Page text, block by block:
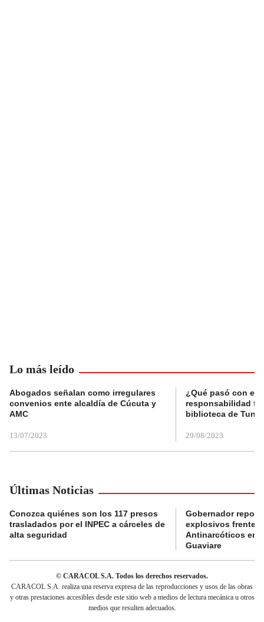
Lo más leído
Abogados señalan como irregulares
convenios ente alcaldía de Cúcuta y
AMC
13/07/2023
¿Qué pasó con el
responsabilidad
biblioteca de
29/08/2023
Últimas Noticias
Conozca quiénes son los 117 presos
trasladados por el INPEC a cárceles de
alta seguridad
Gobernador
explosivos frente a
Antinarcóticos en
Guaviare
© CARACOL S.A. Todos los derechos reservados.
CARACOL S.A. realiza una reserva expresa de las reproducciones y usos de las obras
y otras prestaciones accesibles desde este sitio web a medios de lectura mecánica u otros
medios que resulten adecuados.